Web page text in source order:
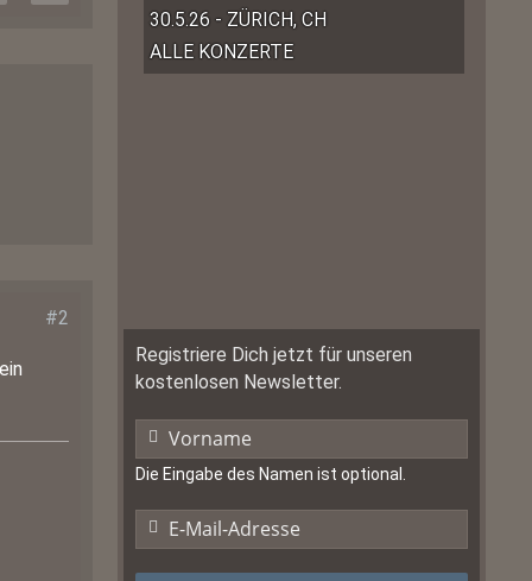
#2
30.5.26 - ZÜRICH, CH
ALLE KONZERTE
Registriere Dich jetzt für unseren
kostenlosen Newsletter.
Die Eingabe des Namen ist optional.